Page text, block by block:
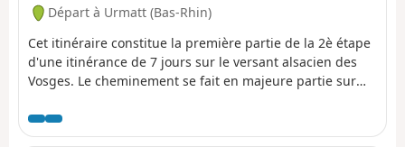
Départ à Urmatt (Bas-Rhin)
Cet itinéraire constitue la première partie de la 2è étape
d'une itinérance de 7 jours sur le versant alsacien des
Vosges. Le cheminement se fait en majeure partie sur
est constitué de plaquettes sur lesquelles figurent un
logo VTT Orange ou Rouge accompagné de la mention